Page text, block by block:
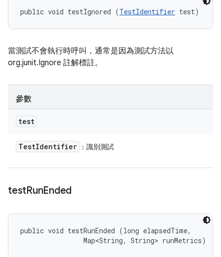
public void testIgnored (TestIdentifier test)
當測試不會執行時呼叫，通常是因為測試方法以
org.junit.Ignore 註解標註。
參數
test
TestIdentifier ：識別測試
testRunEnded
public void testRunEnded (long elapsedTime,
                Map<String, String> runMetrics)